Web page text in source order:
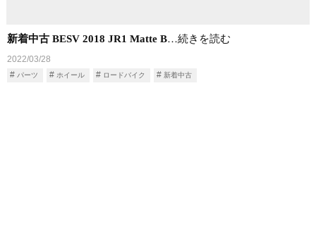
新着中古 BESV 2018 JR1 Matte B…続きを読む
2022/03/28
パーツ ホイール ロードバイク 新着中古